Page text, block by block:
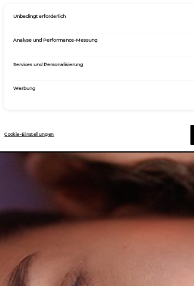
Unbedingt erforderlich
Analyse und Performance-Messung
Services und Personalisierung
Werbung
Cookie-Einstellungen